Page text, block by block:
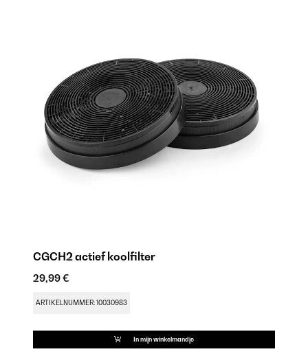
CGCH2 actief koolfilter
29,99 €
ARTIKELNUMMER: 10030983
In mijn winkelmandje